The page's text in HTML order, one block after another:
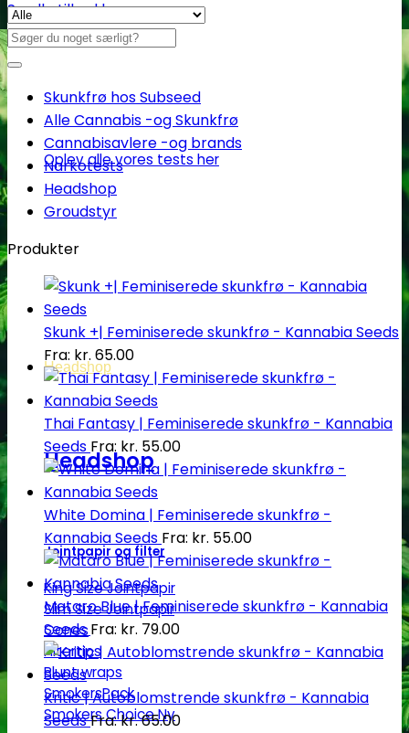
Oplev alle vores tests her
Headshop
Headshop
Jointpapir og filter
King Size Jointpapir
Slim Size Jointpapir
Cones
Filtertips
Blunt wraps
SmokersPack
Smokers Choice
Se alle tilbud her
Søg
efter:
Skunkfrø hos Subseed
Alle Cannabis -og Skunkfrø
Cannabisavlere -og brands
Narkotests
Headshop
Groudstyr
Produkter
Skunk +| Feminiserede skunkfrø - Kannabia Seeds
Fra: kr. 65.00
Thai Fantasy | Feminiserede skunkfrø - Kannabia
Seeds Fra: kr. 55.00
White Domina | Feminiserede skunkfrø -
Kannabia Seeds Fra: kr. 55.00
Mataro Blue | Feminiserede skunkfrø - Kannabia
Seeds Fra: kr. 79.00
Kritic | Autoblomstrende skunkfrø - Kannabia
SeedsFra:kr.65.00